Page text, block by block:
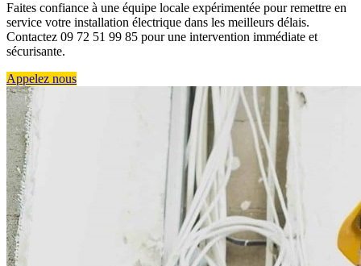
Faites confiance à une équipe locale expérimentée pour remettre en
service votre installation électrique dans les meilleurs délais.
Contactez 09 72 51 99 85 pour une intervention immédiate et
sécurisante.
Appelez nous